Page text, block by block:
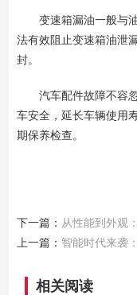
变速箱漏油一般与
法有效阻止变速箱油泄
封。
汽车配件故障不容
车安全，延长车辆使用
期保养检查。
下一篇： 从性能到外观
上一篇： 智能时代来袭
相关阅读